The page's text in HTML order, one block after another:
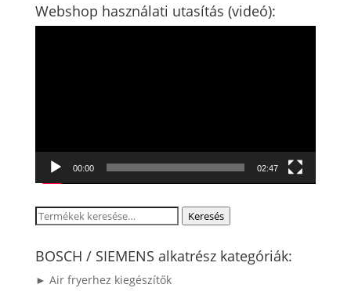
Webshop használati utasítás (videó):
00:00 02:47
Keresés
következőre:
Keresés
BOSCH / SIEMENS alkatrész kategóriák:
► Air fryerhez kiegészítők